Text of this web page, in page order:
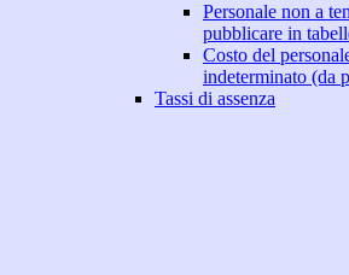
Personale non a
pubblicare in
Costo del
indeterminato (da
Tassi di assenza